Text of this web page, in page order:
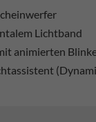
Lichtband
animierten